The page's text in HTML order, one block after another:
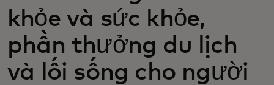
Tin tức và xu hướng
khỏe và sức khỏe,
phần thưởng du lịch
và lối sống cho người